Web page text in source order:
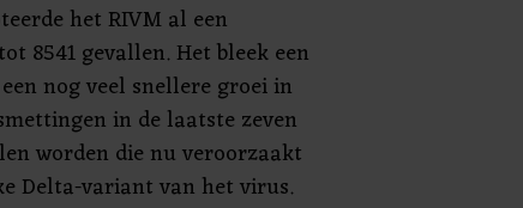
het RIVM al een
8541 gevallen. Het bleek een
nog veel snellere groei in
in de laatste zeven
worden die nu veroorzaakt
Delta-variant van het virus.